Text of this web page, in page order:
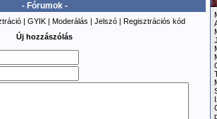
- Fórumok -
| GYIK | Moderálás | Jelszó | Regisztrációs kód
Új hozzászólás